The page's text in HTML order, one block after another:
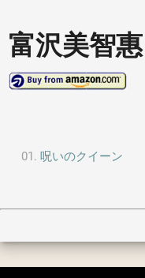
富沢美智惠
呪いのクイーン